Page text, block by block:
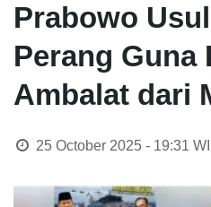
Prabowo
Perang Guna
Ambalat dari
25 October 2025 - 19:31